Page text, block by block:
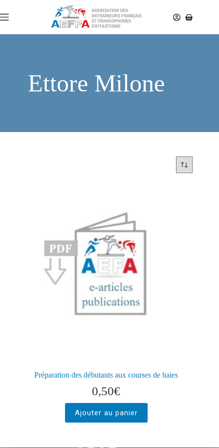
Ettore Milone
Préparation des débutants aux courses de haies
0,50€
Ajouter au panier